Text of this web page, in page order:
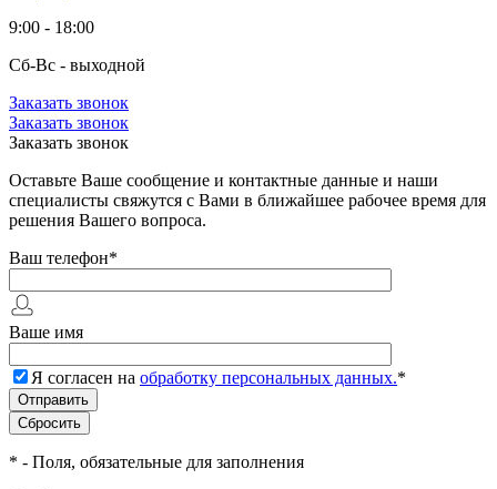
9:00 - 18:00
Сб-Вс - выходной
Заказать звонок
Заказать звонок
Заказать звонок
Оставьте Ваше сообщение и контактные данные и наши
специалисты свяжутся с Вами в ближайшее рабочее время для
решения Вашего вопроса.
Ваш телефон*
Ваше имя
Я согласен на обработку персональных данных.*
* - Поля, обязательные для заполнения